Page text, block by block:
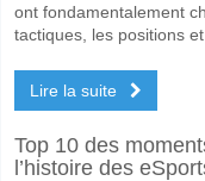
ont fondamentalement
tactiques, les positions
Lire la suite
Top 10 des
l’histoire des